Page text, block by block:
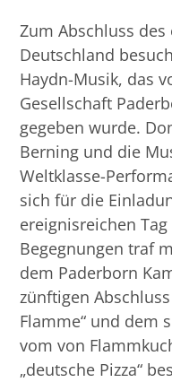
Zum Abschluss
Deutschland
Haydn-Musik, das
Gesellschaft
gegeben wurde.
Berning und die
Weltklasse-
sich für die
ereignisreichen
Begegnungen traf
dem Paderborn
zünftigen
Flamme“ und dem
vom von
„deutsche Pizza“